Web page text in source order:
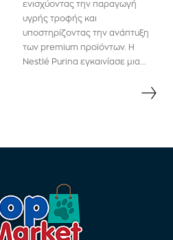
ενισχύοντας την παραγωγή
υγρής τροφής και
υποστηρίζοντας την ανάπτυξη
των premium προϊόντων. Η
Nestlé Purina εγκαινίασε μια...